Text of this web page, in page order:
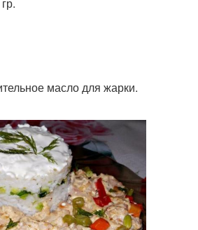
масло для жарки.